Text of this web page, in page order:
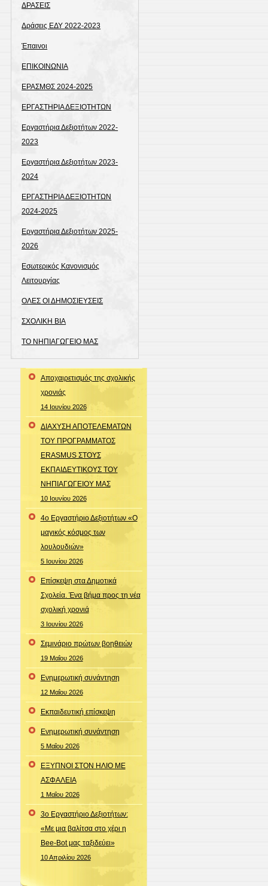
ΔΡΑΣΕΙΣ
Δράσεις ΕΔΥ 2022-2023
Έπαινοι
ΕΠΙΚΟΙΝΩΝΙΑ
ΕΡΑΣΜΘΣ 2024-2025
ΕΡΓΑΣΤΗΡΙΑ ΔΕΞΙΟΤΗΤΩΝ
Εργαστήρια Δεξιοτήτων 2022-
2023
Εργαστήρια Δεξιοτήτων 2023-
2024
ΕΡΓΑΣΤΗΡΙΑ ΔΕΞΙΟΤΗΤΩΝ
2024-2025
Εργαστήρια Δεξιοτήτων 2025-
2026
Εσωτερικός Κανονισμός
Λειτουργίας
ΟΛΕΣ ΟΙ ΔΗΜΟΣΙΕΥΣΕΙΣ
ΣΧΟΛΙΚΗ ΒΙΑ
ΤΟ ΝΗΠΙΑΓΩΓΕΙΟ ΜΑΣ
Αποχαιρετισμός της σχολικής
χρονιάς
14 Ιουνίου 2026
ΔΙΑΧΥΣΗ ΑΠΟΤΕΛΕΜΑΤΩΝ
ΤΟΥ ΠΡΟΓΡΑΜΜΑΤΟΣ
ERASMUS ΣΤΟΥΣ
ΕΚΠΑΙΔΕΥΤΙΚΟΥΣ ΤΟΥ
ΝΗΠΙΑΓΩΓΕΙΟΥ ΜΑΣ
10 Ιουνίου 2026
4ο Εργαστήριο Δεξιοτήτων «Ο
μαγικός κόσμος των
λουλουδιών»
5 Ιουνίου 2026
Επίσκεψη στα Δημοτικά
Σχολεία. Ένα βήμα προς τη νέα
σχολική χρονιά
3 Ιουνίου 2026
Σεμινάριο πρώτων βοηθειών
19 Μαΐου 2026
Ενημερωτική συνάντηση
12 Μαΐου 2026
Εκπαιδευτική επίσκεψη
Ενημερωτική συνάντηση
5 Μαΐου 2026
ΕΞΥΠΝΟΙ ΣΤΟΝ ΗΛΙΟ ΜΕ
ΑΣΦΑΛΕΙΑ
1 Μαΐου 2026
3ο Εργαστήριο Δεξιοτήτων:
«Με μια βαλίτσα στο χέρι η
Bee-Bot μας ταξιδεύει»
10 Απριλίου 2026